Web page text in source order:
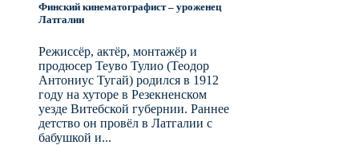
Финский кинематографист – уроженец
Латгалии
Режиссёр, актёр, монтажёр и
продюсер Теуво Тулио (Теодор
Антониус Тугай) родился в 1912
году на хуторе в Резекненском
уезде Витебской губернии. Раннее
детство он провёл в Латгалии с
бабушкой и...